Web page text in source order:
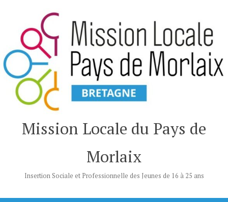
contenu
Mission Locale du Pays de
Morlaix
Insertion Sociale et Professionnelle des Jeunes de 16 à 25 ans